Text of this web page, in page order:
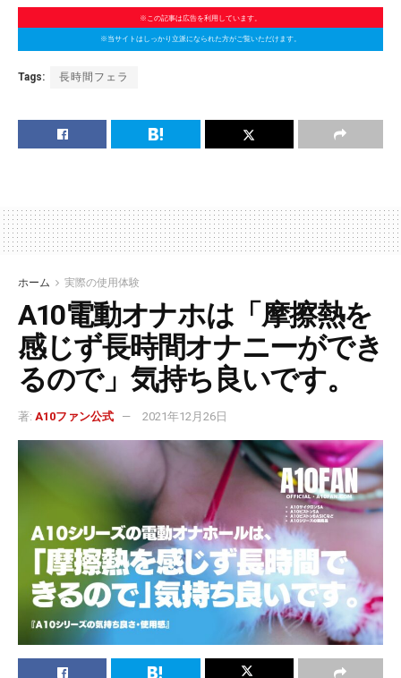
※この記事は広告を利用しています。
※当サイトはしっかり立派になられた方がご覧いただけます。
Tags: 長時間フェラ
ホーム 実際の使用体験
A10電動オナホは「摩擦熱を
感じず長時間オナニーができ
るので」気持ち良いです。
著: A10ファン公式 2021年12月26日